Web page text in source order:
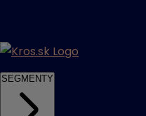
SEGMENTY